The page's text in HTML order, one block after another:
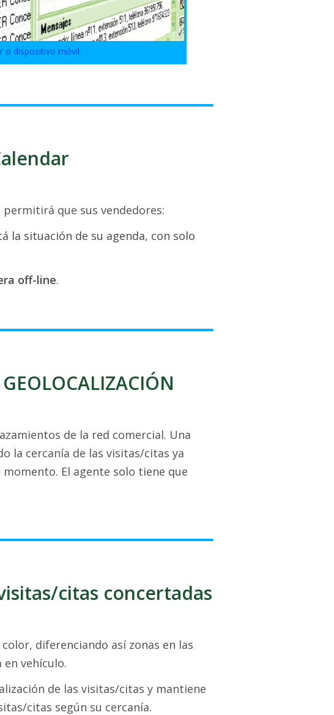
o dispositivo móvil.
que sus vendedores:
la situación de su agenda, con solo
off-line.
de la red comercial. Una
la cercanía de las visitas/citas ya
El agente solo tiene que
citas concertadas
diferenciando así zonas en las
en vehículo.
de las visitas/citas y mantiene
citas según su cercanía.